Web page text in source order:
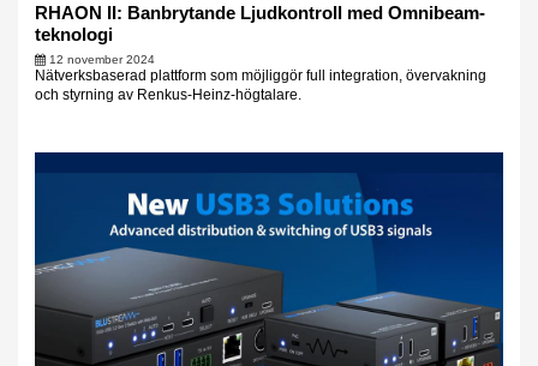
RHAON II: Banbrytande Ljudkontroll med Omnibeam-
teknologi
12 november 2024
Nätverksbaserad plattform som möjliggör full integration, övervakning
och styrning av Renkus-Heinz-högtalare.